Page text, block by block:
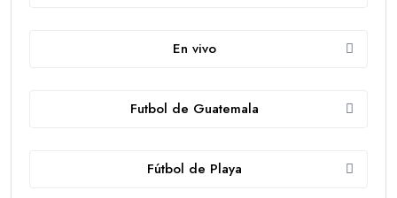
En vivo
Futbol de Guatemala
Fútbol de Playa